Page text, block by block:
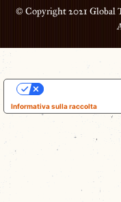
© Copyright 2021 Global
Informativa sulla raccolta